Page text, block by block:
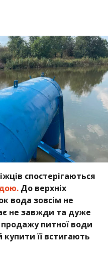
спостерігаються
До верхніх
вода зовсім не
не завжди та дуже
продажу питної води
її встигають